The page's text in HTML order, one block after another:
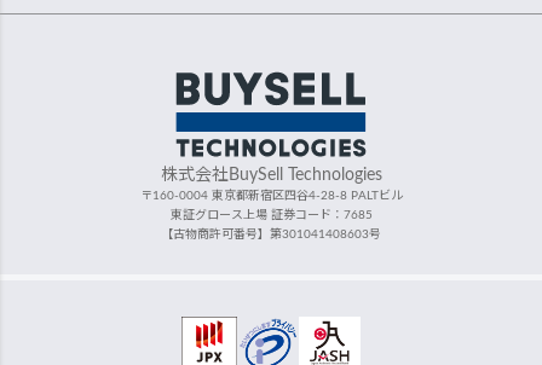
株式会社BuySell Technologies
〒160-0004 東京都新宿区四谷4-28-8 PALTビル
東証グロース上場 証券コード：7685
【古物商許可番号】第301041408603号